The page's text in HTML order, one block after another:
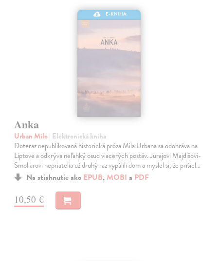
E-KNIHA
Anka
Urban Milo| Elektronická kniha
Doteraz nepublikovaná historická próza Mila Urbana sa odohráva na
Liptove a odkrýva neľahký osud viacerých postáv. Jurajovi Majdišovi-
Smoliarovi nepriatelia už druhý raz vypálili dom a myslel si, že prišiel…
Na stiahnutie ako EPUB, MOBI a PDF
10,50 €